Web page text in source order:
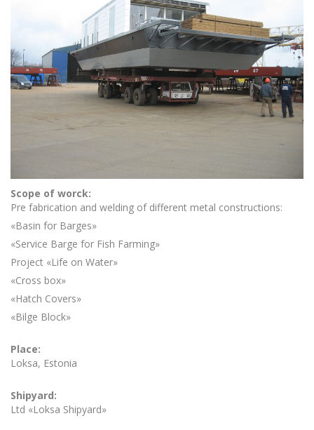
Scope of worck:
Pre fabrication and welding of different metal constructions:
«Basin for Barges»
«Service Barge for Fish Farming»
Project «Life on Water»
«Cross box»
«Hatch Covers»
«Bilge Block»
Place:
Loksa, Estonia
Shipyard:
Ltd «Loksa Shipyard»